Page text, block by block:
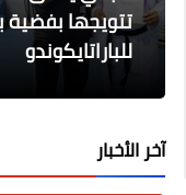
عاجل / شكري
بهدف أول
تتويجها بفضية
للباراتايكوندو
صلاح ينعي ضحايا
سوريا وتركيا
محافظ البحر
الطعام المتنقلة
السكنية
ببورسعيد
آخر الأخبار